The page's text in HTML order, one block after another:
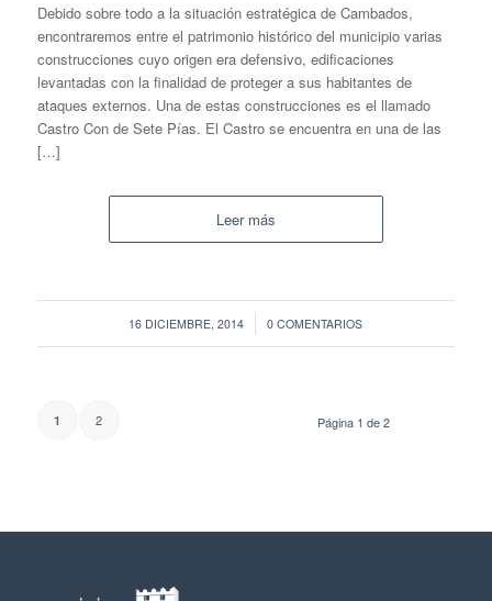
Debido sobre todo a la situación estratégica de Cambados,
encontraremos entre el patrimonio histórico del municipio varias
construcciones cuyo origen era defensivo, edificaciones
levantadas con la finalidad de proteger a sus habitantes de
ataques externos. Una de estas construcciones es el llamado
Castro Con de Sete Pías. El Castro se encuentra en una de las
[…]
Leer más
16 DICIEMBRE, 2014
/ 0 COMENTARIOS
Página 1 de 2
1 2